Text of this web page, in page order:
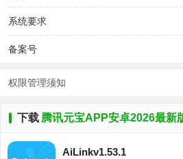
系统要求
备案号
权限管理须知
下载 腾讯元宝APP安卓2026最新
AiLinkv1.53.1